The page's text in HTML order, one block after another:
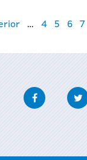
… 4 5 6 7
Facebook